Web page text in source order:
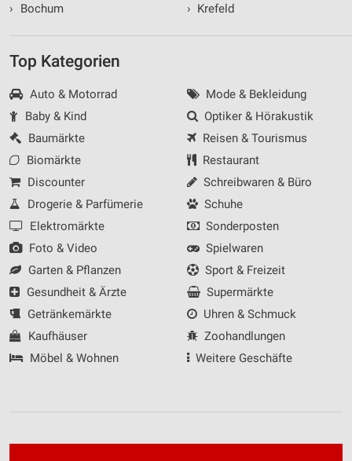
›
Bochum
› Krefeld
Top Kategorien
Auto & Motorrad
Baby & Kind
Baumärkte
Biomärkte
Discounter
Drogerie & Parfümerie
Elektromärkte
Foto & Video
Garten & Pflanzen
Gesundheit & Ärzte
Getränkemärkte
Kaufhäuser
Möbel & Wohnen
Mode & Bekleidung
Optiker & Hörakustik
Reisen & Tourismus
Restaurant
Schreibwaren & Büro
Schuhe
Sonderposten
Spielwaren
Sport & Freizeit
Supermärkte
Uhren & Schmuck
Zoohandlungen
Weitere Geschäfte